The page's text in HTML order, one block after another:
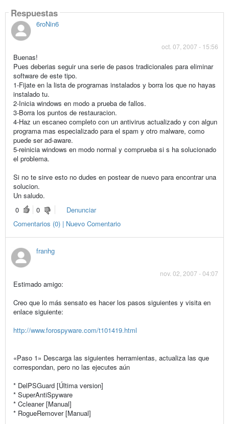
Respuestas
6roNin6
oct. 07, 2007 - 15:56
Buenas!
Pues deberias seguir una serie de pasos tradicionales para eliminar
software de este tipo.
1-Fijate en la lista de programas instalados y borra los que no hayas
instalado tu.
2-Inicia windows en modo a prueba de fallos.
3-Borra los puntos de restauracion.
4-Haz un escaneo completo con un antivirus actualizado y con algun
programa mas especializado para el spam y otro malware, como
puede ser ad-aware.
5-reinicia windows en modo normal y comprueba si s ha solucionado
el problema.
Si no te sirve esto no dudes en postear de nuevo para encontrar una
solucion.
Un saludo.
0
0
Denunciar
Comentarios (0) | Nuevo Comentario
franhg
nov. 02, 2007 - 04:07
Estimado amigo:
Creo que lo más sensato es hacer los pasos siguientes y visita en
enlace siguiente:
http://www.forospyware.com/t101419.html
«Paso 1» Descarga las siguientes herramientas, actualiza las que
correspondan, pero no las ejecutes aún
* DelPSGuard [Última version]
* SuperAntiSpyware
* Ccleaner [Manual]
* RogueRemover [Manual]